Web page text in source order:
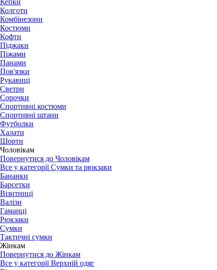
Кепки
Колготи
Комбінезони
Костюми
Кофти
Піджаки
Піжами
Панами
Пов'язки
Рукавиці
Светри
Сорочки
Спортивні костюми
Спортивні штани
Футболки
Халати
Шорти
Чоловікам
Повернутися до Чоловікам
Все у категорії Сумки та рюкзаки
Бананки
Барсетки
Візитниці
Валізи
Гаманці
Рюкзаки
Сумки
Тактичні сумки
Жінкам
Повернутися до Жінкам
Все у категорії Верхній одяг